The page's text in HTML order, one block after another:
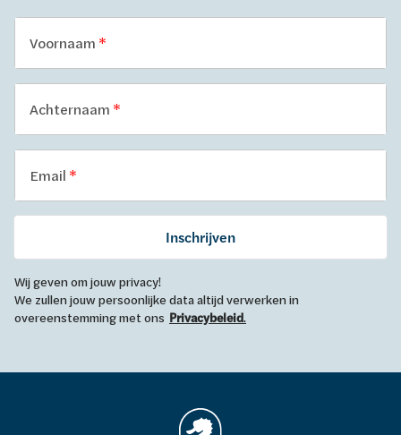
Voornaam
Achternaam
Email
Inschrijven
Wij geven om jouw privacy!
We zullen jouw persoonlijke data altijd verwerken in
overeenstemming met ons Privacybeleid.